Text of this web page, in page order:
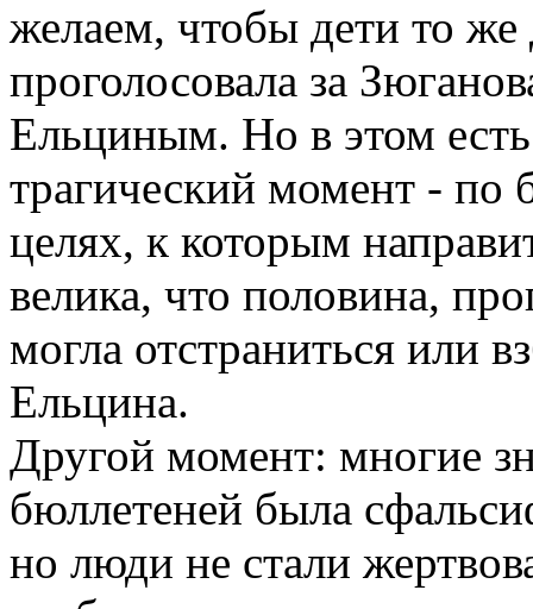
желаем, чтобы дети то
проголосовала за
Ельциным. Но в этом
трагический момент - по
целях, к которым
велика, что половина,
могла отстраниться или
Ельцина.
Другой момент: многие
бюллетеней была
но люди не стали